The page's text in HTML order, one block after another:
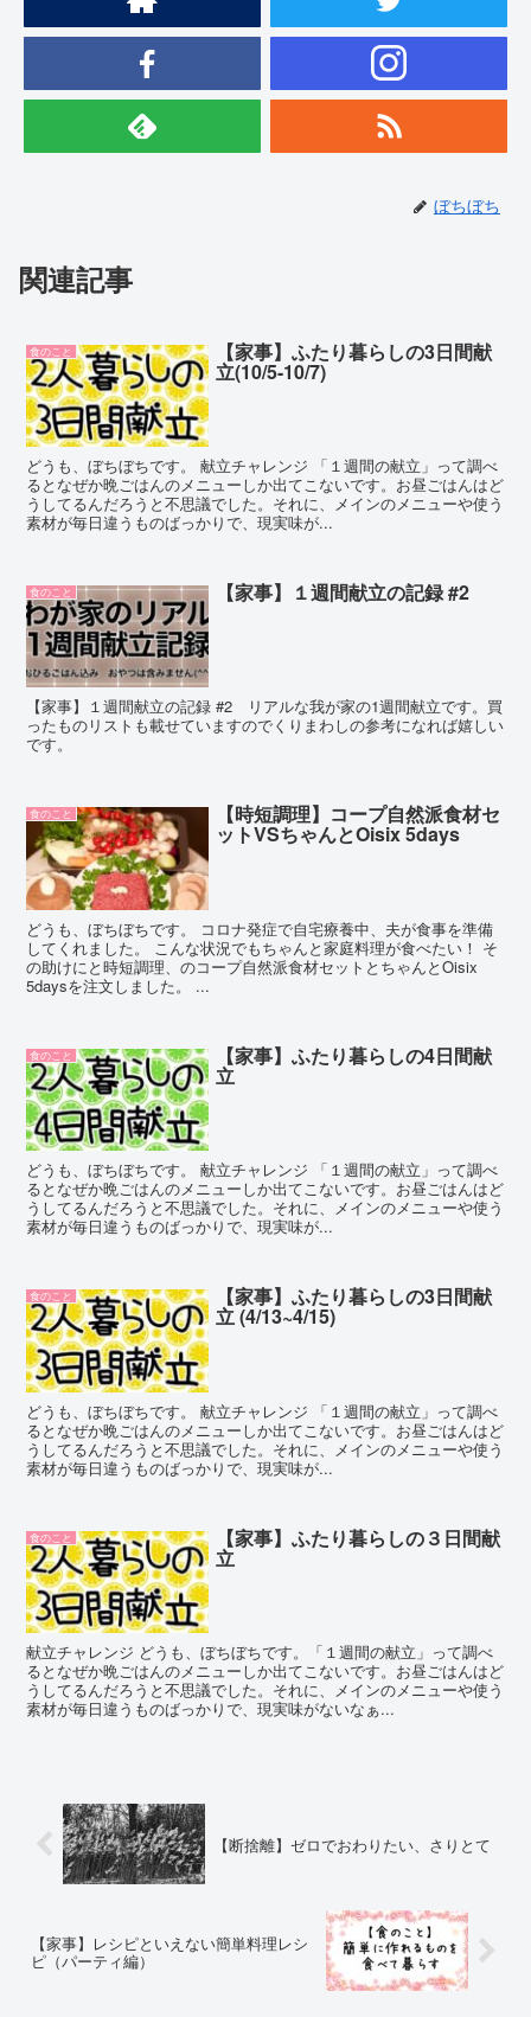
ぼちぼち
関連記事
食のこと 【家事】ふたり暮らしの3日間献
立(10/5-10/7)
どうも、ぼちぼちです。 献立チャレンジ 「１週間の献立」って調べ
るとなぜか晩ごはんのメニューしか出てこないです。お昼ごはんはど
うしてるんだろうと不思議でした。それに、メインのメニューや使う
素材が毎日違うものばっかりで、現実味が...
食のこと 【家事】１週間献立の記録 #2
【家事】１週間献立の記録 #2 リアルな我が家の1週間献立です。買
ったものリストも載せていますのでくりまわしの参考になれば嬉しい
です。
食のこと 【時短調理】コープ自然派食材セ
ットVSちゃんとOisix 5days
どうも、ぼちぼちです。 コロナ発症で自宅療養中、夫が食事を準備
してくれました。 こんな状況でもちゃんと家庭料理が食べたい！ そ
の助けにと時短調理、のコープ自然派食材セットとちゃんとOisix
5daysを注文しました。 ...
食のこと 【家事】ふたり暮らしの4日間献
立
どうも、ぼちぼちです。 献立チャレンジ 「１週間の献立」って調べ
るとなぜか晩ごはんのメニューしか出てこないです。お昼ごはんはど
うしてるんだろうと不思議でした。それに、メインのメニューや使う
素材が毎日違うものばっかりで、現実味が...
食のこと 【家事】ふたり暮らしの3日間献
立 (4/13~4/15)
どうも、ぼちぼちです。 献立チャレンジ 「１週間の献立」って調べ
るとなぜか晩ごはんのメニューしか出てこないです。お昼ごはんはど
うしてるんだろうと不思議でした。それに、メインのメニューや使う
素材が毎日違うものばっかりで、現実味が...
食のこと 【家事】ふたり暮らしの３日間献
立
献立チャレンジ どうも、ぼちぼちです。「１週間の献立」って調べ
るとなぜか晩ごはんのメニューしか出てこないです。お昼ごはんはど
うしてるんだろうと不思議でした。それに、メインのメニューや使う
素材が毎日違うものばっかりで、現実味がないなぁ...
【断捨離】ゼロでおわりたい、さりとて
【家事】レシピといえない簡単料理レシ
ピ（パーティ編）